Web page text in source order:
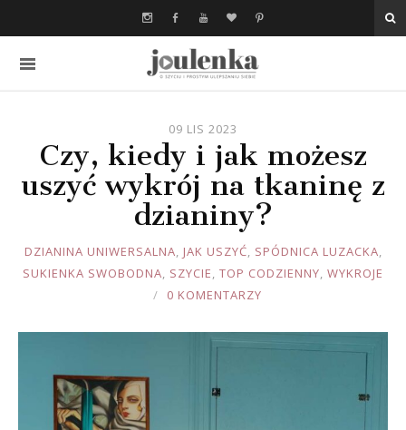
09 LIS 2023
Czy, kiedy i jak możesz
uszyć wykrój na tkaninę z
dzianiny?
JOULE
DZIANINA UNIWERSALNA, JAK USZYĆ, SPÓDNICA LUZACKA,
SUKIENKA SWOBODNA, SZYCIE, TOP CODZIENNY, WYKROJE
0 KOMENTARZY